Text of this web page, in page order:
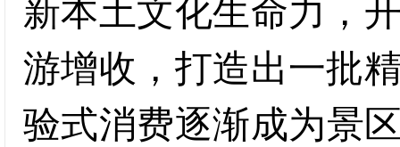
新本土文化生命力，
游增收，打造出一批
验式消费逐渐成为景